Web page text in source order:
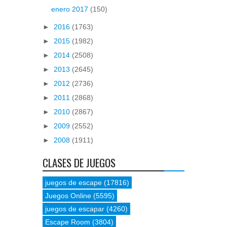
enero 2017 (150)
► 2016 (1763)
► 2015 (1982)
► 2014 (2508)
► 2013 (2645)
► 2012 (2736)
► 2011 (2868)
► 2010 (2867)
► 2009 (2552)
► 2008 (1911)
CLASES DE JUEGOS
juegos de escape (17816)
Juegos Online (5595)
juegos de escapar (4260)
Escape Room (3804)